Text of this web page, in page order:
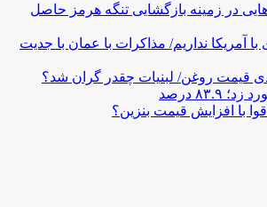
در زمینه بازگشایی تنگه هرمز حاصل
با آمریکا نداریم/ مذاکرات با عمان با جدیت
۸۳.۹ درصد
با افزایش قیمت بنزین؟